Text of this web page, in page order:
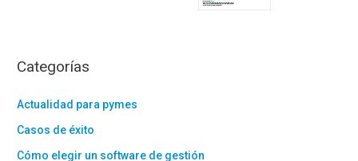
Categorías
Actualidad para pymes
Casos de éxito
Cómo elegir un software de gestión